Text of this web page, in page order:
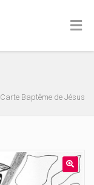
Carte Baptême de Jésus